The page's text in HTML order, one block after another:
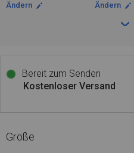
Ändern Ändern
Bereit zum Senden
Kostenloser Versand
Größe